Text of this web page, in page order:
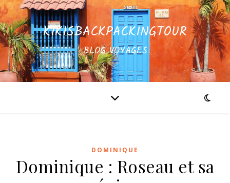
KIKISBACKPACKINGTOUR
BLOG VOYAGES
DOMINIQUE
Dominique : Roseau et sa